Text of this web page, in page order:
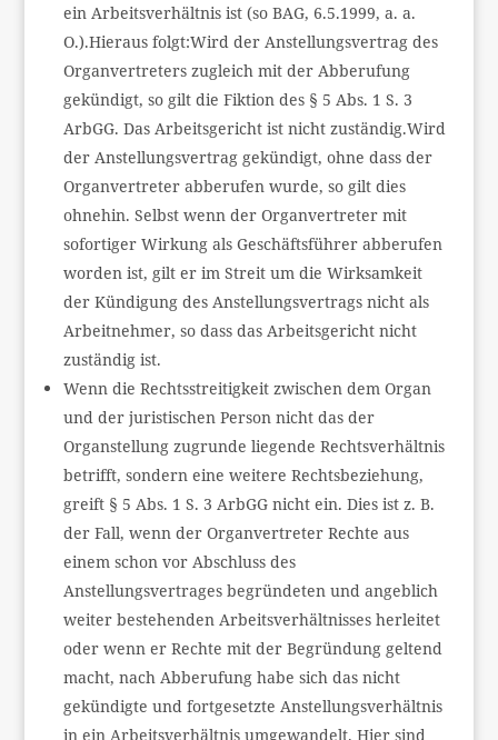
ein Arbeitsverhältnis ist (so BAG, 6.5.1999, a. a.
O.).Hieraus folgt:Wird der Anstellungsvertrag des
Organvertreters zugleich mit der Abberufung
gekündigt, so gilt die Fiktion des § 5 Abs. 1 S. 3
ArbGG. Das Arbeitsgericht ist nicht zuständig.Wird
der Anstellungsvertrag gekündigt, ohne dass der
Organvertreter abberufen wurde, so gilt dies
ohnehin. Selbst wenn der Organvertreter mit
sofortiger Wirkung als Geschäftsführer abberufen
worden ist, gilt er im Streit um die Wirksamkeit
der Kündigung des Anstellungsvertrags nicht als
Arbeitnehmer, so dass das Arbeitsgericht nicht
zuständig ist.
Wenn die Rechtsstreitigkeit zwischen dem Organ
und der juristischen Person nicht das der
Organstellung zugrunde liegende Rechtsverhältnis
betrifft, sondern eine weitere Rechtsbeziehung,
greift § 5 Abs. 1 S. 3 ArbGG nicht ein. Dies ist z. B.
der Fall, wenn der Organvertreter Rechte aus
einem schon vor Abschluss des
Anstellungsvertrages begründeten und angeblich
weiter bestehenden Arbeitsverhältnisses herleitet
oder wenn er Rechte mit der Begründung geltend
macht, nach Abberufung habe sich das nicht
gekündigte und fortgesetzte Anstellungsverhältnis
in ein Arbeitsverhältnis umgewandelt. Hier sind